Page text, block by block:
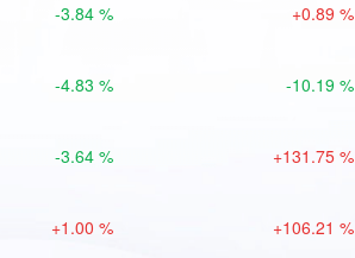
-3.84 % +0.89 %
-4.83 % -10.19 %
-3.64 % +131.75 %
+1.00 % +106.21 %